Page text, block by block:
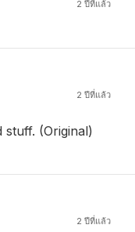
2 ปีที่แล้ว
2 ปีที่แล้ว
stuff. (Original)
2 ปีที่แล้ว